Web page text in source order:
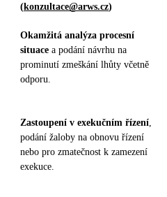
(konzultace@arws.cz)
Okamžitá analýza procesní
situace a podání návrhu na
prominutí zmeškání lhůty včetně
odporu.
Zastoupení v exekučním řízení
podání žaloby na obnovu řízení
nebo pro zmatečnost k zamezení
exekuce.